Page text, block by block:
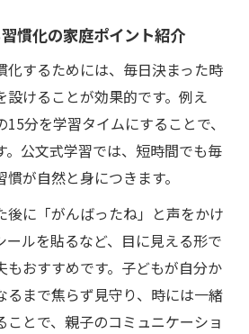
慣化の家庭ポイント紹介
化するためには、毎日決まった時
設けることが効果的です。例え
分を学習タイムにすることで、
。公文式学習では、短時間でも毎
が自然と身につきます。
後に「がんばったね」と声をかけ
ールを貼るなど、目に見える形で
もおすすめです。子どもが自分か
るまで焦らず見守り、時には一緒
ことで、親子のコミュニケーショ